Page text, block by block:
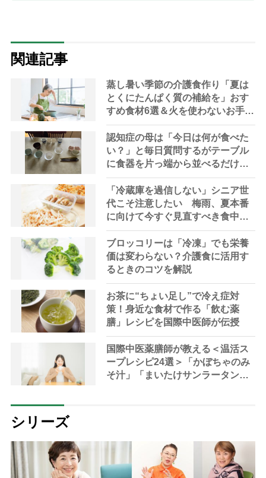
関連記事
蒸し暑い季節の介護食作り「夏は
とくにたんぱく質の補給を」おす
すめ食材6選＆火を使わないお手軽
レシピ3選【管理栄養士提案】
認知症の母は「今日は何が食べた
い？」と毎日質問するがテーブル
に食器を片っ端から並べるだけ―
困った息子の対処法とものがない
現在の台所の意味
「冷蔵庫を過信しない」シニア世
代こそ注意したい 梅雨、夏本番
に向けて今すぐ見直すべき食中毒
対策を家事アドバイザーが指南
ブロッコリーは「冷凍」でも栄養
価は変わらない？介護食に活用す
るときのコツを解説
お茶に“ちょい足し”で冷え症対
策！身近な食材で作る「飲む薬
膳」レシピを国際中医師が伝授
国際中医薬膳師が教える＜温活ス
ープレシピ24選＞「かぼちゃのみ
そ汁」「まいたけサンラータン」
シリーズ